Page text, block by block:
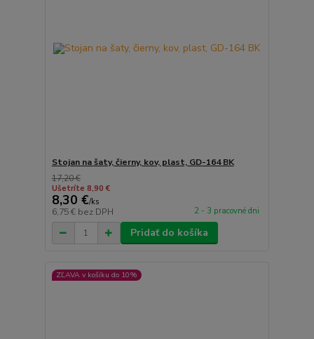
Stojan na šaty, čierny, kov, plast, GD-164 BK
17,20 €
Ušetríte 8,90 €
8,30 €/ks
6,75 € bez DPH 2 - 3 pracovné dni
Pridať do košíka
ZĽAVA v košíku do 10%